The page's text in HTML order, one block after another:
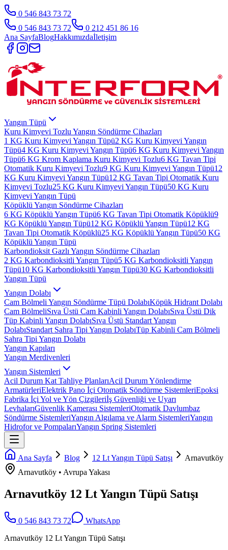
0 546 843 73 72
0 546 843 73 72
0 212 451 86 16
Ana SayfaBlogHakkımızdaİletişim
Yangın Tüpü
Kuru Kimyevi Tozlu Yangın Söndürme Cihazları
1 KG Kuru Kimyevi Yangın Tüpü2 KG Kuru Kimyevi Yangın
Tüpü4 KG Kuru Kimyevi Yangın Tüpü6 KG Kuru Kimyevi Yangın
Tüpü6 KG Krom Kaplama Kuru Kimyevi Tozlu6 KG Tavan Tipi
Otomatik Kuru Kimyevi Tozlu9 KG Kuru Kimyevi Yangın Tüpü12
KG Kuru Kimyevi Yangın Tüpü12 KG Tavan Tipi Otomatik Kuru
Kimyevi Tozlu25 KG Kuru Kimyevi Yangın Tüpü50 KG Kuru
Kimyevi Yangın Tüpü
Köpüklü Yangın Söndürme Cihazları
6 KG Köpüklü Yangın Tüpü6 KG Tavan Tipi Otomatik Köpüklü9
KG Köpüklü Yangın Tüpü12 KG Köpüklü Yangın Tüpü12 KG
Tavan Tipi Otomatik Köpüklü25 KG Köpüklü Yangın Tüpü50 KG
Köpüklü Yangın Tüpü
Karbondioksit Gazlı Yangın Söndürme Cihazları
2 KG Karbondioksitli Yangın Tüpü5 KG Karbondioksitli Yangın
Tüpü10 KG Karbondioksitli Yangın Tüpü30 KG Karbondioksitli
Yangın Tüpü
Yangın Dolabı
Cam Bölmeli Yangın Söndürme Tüpü DolabıKöpük Hidrant Dolabı
Cam BölmeliSıva Üstü Cam Kabinli Yangın DolabıSıva Üstü Dik
Tüp Kabinli Yangın DolabıSıva Üstü Standart Yangın
DolabıStandart Sahra Tipi Yangın DolabıTüp Kabinli Cam Bölmeli
Sahra Tipi Yangın Dolabı
Yangın Kapıları
Yangın Merdivenleri
Yangın Sistemleri
Acil Durum Kat Tahliye PlanlarıAcil Durum Yönlendirme
ArmatürleriElektrik Pano İçi Otomatik Söndürme SistemleriEpoksi
Fabrika İçi Yol ve Yön Çizgileriİş Güvenliği ve Uyarı
LevhalarıGüvenlik Kamerası SistemleriOtomatik Davlumbaz
Söndürme SistemleriYangın Algılama ve Alarm SistemleriYangın
Hidrofor ve PompalarıYangın Spring Sistemleri
Ana Sayfa Blog 12 Lt Yangın Tüpü Satışı
Arnavutköy
Arnavutköy • Avrupa Yakası
Arnavutköy 12 Lt Yangın Tüpü Satışı
0 546 843 73 72
WhatsApp
Arnavutköy 12 Lt Yangın Tüpü Satışı